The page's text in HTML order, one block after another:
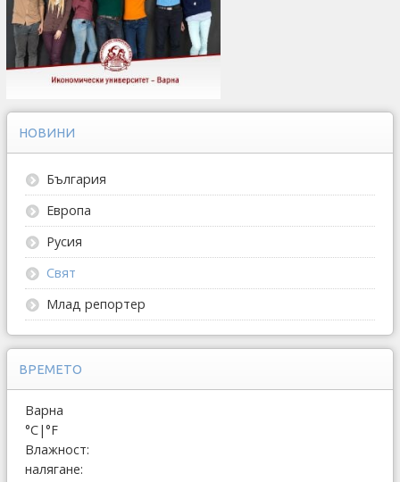
НОВИНИ
България
Европа
Русия
Свят
Млад репортер
ВРЕМЕТО
Варна
°C|°F
Влажност:
налягане: